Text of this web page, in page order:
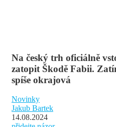
Na český trh oficiálně
zatopit Škodě Fabii.
spíše okrajová
Novinky
Jakub Bartek
14.08.2024